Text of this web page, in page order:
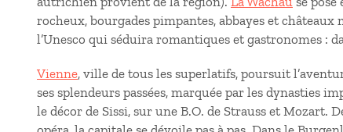
rocheux, bourgades pimpantes, abbayes et
l’Unesco qui séduira romantiques et gastronomes :
Vienne, ville de tous les superlatifs, poursuit
ses splendeurs passées, marquée par les dynasties
le décor de Sissi, sur une B.O. de Strauss et Mozart.